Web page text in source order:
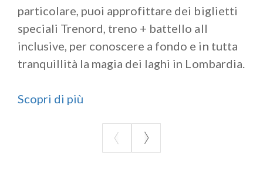
particolare, puoi approfittare dei biglietti
speciali Trenord, treno + battello all
inclusive, per conoscere a fondo e in tutta
tranquillità la magia dei laghi in Lombardia.
Scopri di più